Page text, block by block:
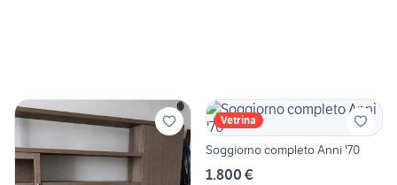
Vetrina
Soggiorno completo Anni '70
1.800 €